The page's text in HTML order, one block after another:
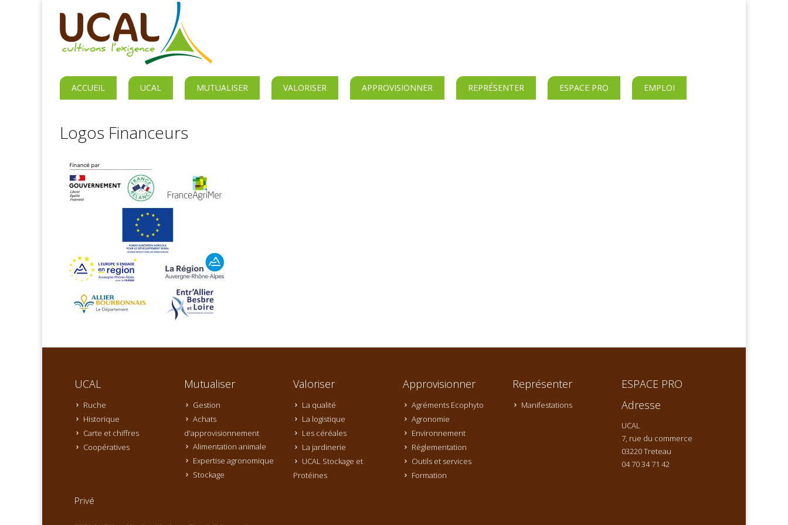
ACCUEIL UCAL MUTUALISER VALORISER APPROVISIONNER REPRÉSENTER ESPACE PRO EMPLOI
Logos Financeurs
UCAL
Ruche
Historique
Carte et chiffres
Coopératives
Mutualiser
Gestion
Achats
d'approvisionnement
Alimentation animale
Expertise agronomique
Stockage
Valoriser
La qualité
La logistique
Les céréales
La jardinerie
UCAL Stockage et
Protéines
Approvisionner
Agréments Ecophyto
Agronomie
Environnement
Règlementation
Outils et services
Formation
Représenter
Manifestations
ESPACE PRO
Adresse
UCAL
7, rue du commerce
03220 Treteau
04 70 34 71 42
Privé